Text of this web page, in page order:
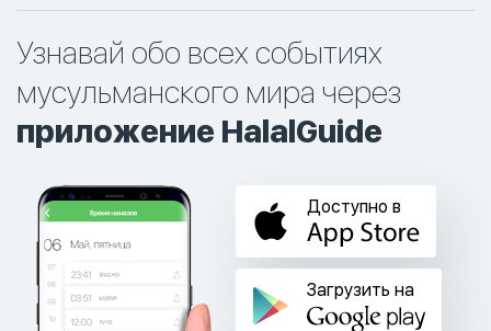
Узнавай обо всех событиях
мусульманского мира через
приложение HalalGuide
Доступно в
Загрузить на